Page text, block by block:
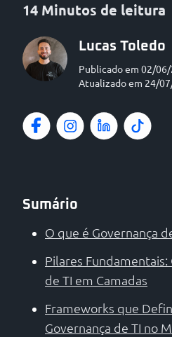
14 Minutos de leitura
Lucas Toledo
Publicado em 02/
Atualizado em 24/
Sumário
O que é Governança
Pilares
de TI em Camadas
Frameworks que
Governança de TI no